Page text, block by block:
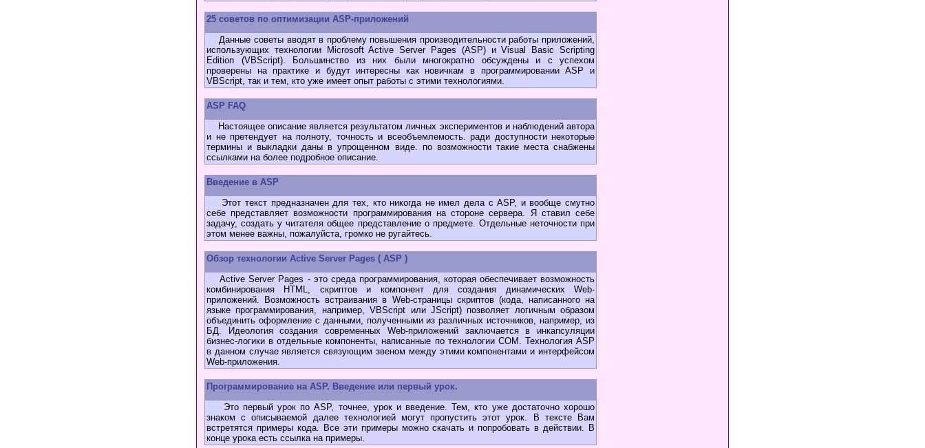
25 советов по оптимизации ASP-приложений
Данные советы вводят в проблему повышения производительности работы приложений,
использующих технологии Microsoft Active Server Pages (ASP) и Visual Basic Scripting
Edition (VBScript). Большинство из них были многократно обсуждены и c успехом
проверены на практике и будут интересны как новичкам в программировании ASP и
VBScript, так и тем, кто уже имеет опыт работы с этими технологиями.
ASP FAQ
Настоящее описание является результатом личных экспериментов и наблюдений автора
и не претендует на полноту, точность и всеобъемлемость. ради доступности некоторые
термины и выкладки даны в упрощенном виде. по возможности такие места снабжены
ссылками на более подробное описание.
Введение в ASP
Этот текст предназначен для тех, кто никогда не имел дела с ASP, и вообще смутно
себе представляет возможности программирования на стороне сервера. Я ставил себе
задачу, создать у читателя общее представление о предмете. Отдельные неточности при
этом менее важны, пожалуйста, громко не ругайтесь.
Обзор технологии Active Server Pages ( ASP )
Active Server Pages - это среда программирования, которая обеспечивает возможность
комбинирования HTML, скриптов и компонент для создания динамических Web-
приложений. Возможность встраивания в Web-страницы скриптов (кода, написанного на
языке программирования, например, VBScript или JScript) позволяет логичным образом
объединить оформление с данными, полученными из различных источников, например, из
БД. Идеология создания современных Web-приложений заключается в инкапсуляции
бизнес-логики в отдельные компоненты, написанные по технологии COM. Технология ASP
в данном случае является связующим звеном между этими компонентами и интерфейсом
Web-приложения.
Программирование на ASP. Введение или первый урок.
Это первый урок по ASP, точнее, урок и введение. Тем, кто уже достаточно хорошо
знаком с описываемой далее технологией могут пропустить этот урок. В тексте Вам
встретятся примеры кода. Все эти примеры можно скачать и попробовать в действии. В
конце урока есть ссылка на примеры.